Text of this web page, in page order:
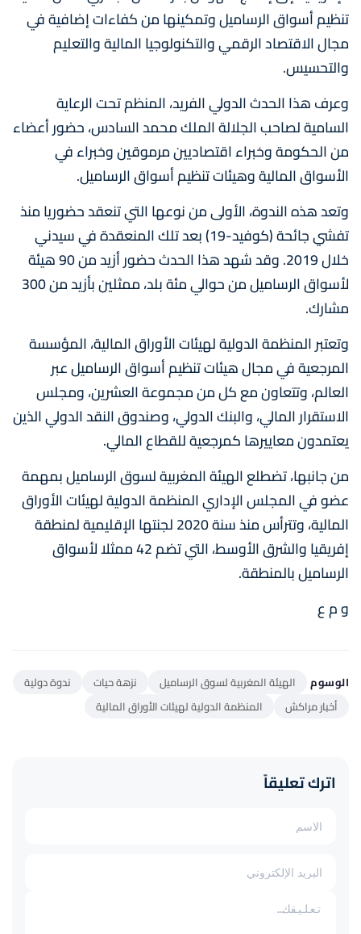
تنظيم أسواق الرساميل وتمكينها من كفاءات إضافية في
مجال الاقتصاد الرقمي والتكنولوجيا المالية والتعليم
والتحسيس.
وعرف هذا الحدث الدولي الفريد، المنظم تحت الرعاية
السامية لصاحب الجلالة الملك محمد السادس، حضور أعضاء
من الحكومة وخبراء اقتصاديين مرموقين وخبراء في
الأسواق المالية وهيئات تنظيم أسواق الرساميل.
وتعد هذه الندوة، الأولى من نوعها التي تنعقد حضوريا منذ
تفشي جائحة (كوفيد-19) بعد تلك المنعقدة في سيدني
خلال 2019. وقد شهد هذا الحدث حضور أزيد من 90 هيئة
لأسواق الرساميل من حوالي مئة بلد، ممثلين بأزيد من 300
مشارك.
وتعتبر المنظمة الدولية لهيئات الأوراق المالية، المؤسسة
المرجعية في مجال هيئات تنظيم أسواق الرساميل عبر
العالم، وتتعاون مع كل من مجموعة العشرين، ومجلس
الاستقرار المالي، والبنك الدولي، وصندوق النقد الدولي الذين
يعتمدون معاييرها كمرجعية للقطاع المالي.
من جانبها، تضطلع الهيئة المغربية لسوق الرساميل بمهمة
عضو في المجلس الإداري المنظمة الدولية لهيئات الأوراق
المالية، وتترأس منذ سنة 2020 لجنتها الإقليمية لمنطقة
إفريقيا والشرق الأوسط، التي تضم 42 ممثلا لأسواق
الرساميل بالمنطقة.
و م ع
الوسوم الهيئة المغربية لسوق الرساميل نزهة حيات
ندوة دولية
أخبار مراكش
المنظمة الدولية لهيئات الأوراق المالية
اترك تعليقاً